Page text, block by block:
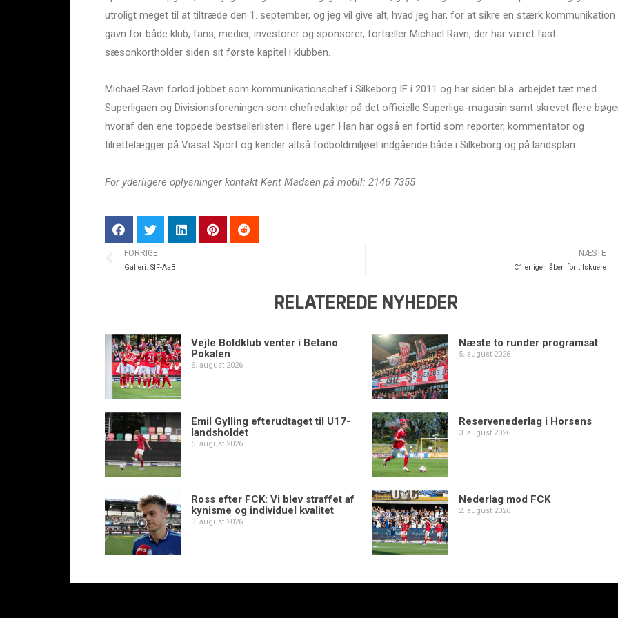
utroligt meget til at tiltræde den 1. september, og jeg vil give alt, hvad jeg har, for at sikre en stærk kommunikation
gavn for både klub, fans, medier, investorer og sponsorer, fortæller Michael Ravn, der har været fast
sæsonkortholder siden sit første kapitel i klubben.
Michael Ravn forlod jobbet som kommunikationschef i Silkeborg IF i 2011 og har siden bl.a. arbejdet tæt med
Superligaen og Divisionsforeningen som chefredaktør på det officielle Superliga-magasin samt skrevet flere
hvoraf den ene toppede bestsellerlisten i flere uger. Han har også en fortid som reporter, kommentator og
tilrettelægger på Viasat Sport og kender altså fodboldmiljøet indgående både i Silkeborg og på landsplan.
For yderligere oplysninger kontakt Kent Madsen på mobil: 2146 7355
FORRIGE
Galleri: SIF-AaB
NÆSTE
C1 er igen åben for tilskuere
RELATEREDE NYHEDER
Vejle Boldklub venter i Betano
Pokalen
6. august 2026
Næste to runder programsat
5. august 2026
Emil Gylling efterudtaget til U17-
landsholdet
5. august 2026
Reservenederlag i Horsens
3. august 2026
Ross efter FCK: Vi blev straffet af
kynisme og individuel kvalitet
3. august 2026
Nederlag mod FCK
2. august 2026